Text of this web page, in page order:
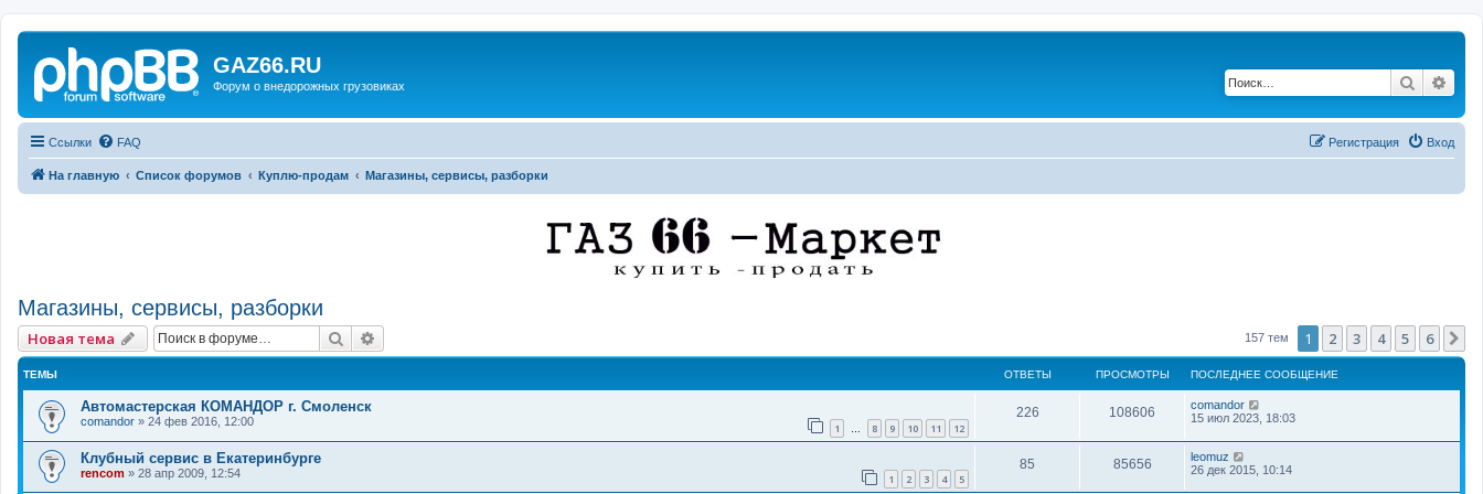
GAZ66.RU
Форум о внедорожных грузовиках Поиск
Ссылки FAQ Вход
Регистрация
На главную Список форумов Куплю-продам Магазины, сервисы, разборки
Магазины, сервисы, разборки
Новая тема Поиск 157 тем 1 2 3 4 5 6
ТЕМЫ ОТВЕТЫ ПРОСМОТРЫ ПОСЛЕДНЕЕ СООБЩЕНИЕ
Автомастерская КОМАНДОР г. Смоленск
comandor » 24 фев 2016, 12:00 1 … 8 9 10 11 12
226 108606
comandor
15 июл 2023, 18:03
Клубный сервис в Екатеринбурге
rencom » 28 апр 2009, 12:54 1 2 3 4 5
85 85656
leomuz
26 дек 2015, 10:14